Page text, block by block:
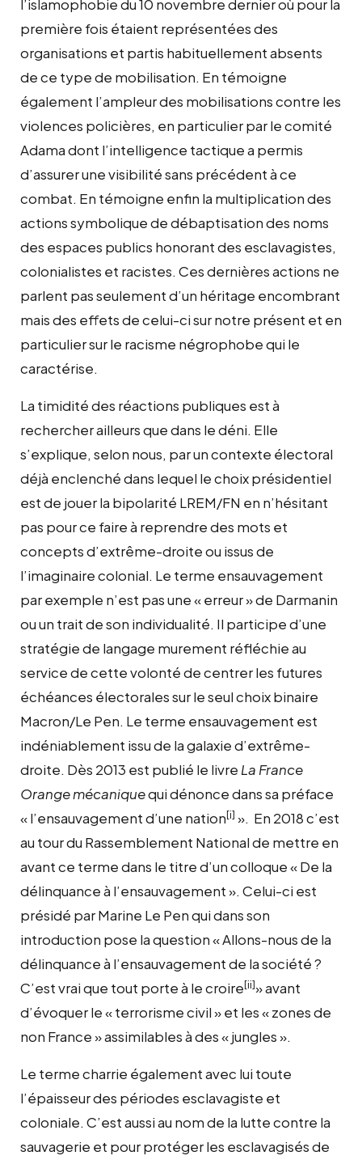
l’islamophobie du 10 novembre dernier où pour la
première fois étaient représentées des
organisations et partis habituellement absents
de ce type de mobilisation. En témoigne
également l’ampleur des mobilisations contre les
violences policières, en particulier par le comité
Adama dont l’intelligence tactique a permis
d’assurer une visibilité sans précédent à ce
combat. En témoigne enfin la multiplication des
actions symbolique de débaptisation des noms
des espaces publics honorant des esclavagistes,
colonialistes et racistes. Ces dernières actions ne
parlent pas seulement d’un héritage encombrant
mais des effets de celui-ci sur notre présent et en
particulier sur le racisme négrophobe qui le
caractérise.
La timidité des réactions publiques est à
rechercher ailleurs que dans le déni. Elle
s’explique, selon nous, par un contexte électoral
déjà enclenché dans lequel le choix présidentiel
est de jouer la bipolarité LREM/FN en n’hésitant
pas pour ce faire à reprendre des mots et
concepts d’extrême-droite ou issus de
l’imaginaire colonial. Le terme ensauvagement
par exemple n’est pas une « erreur » de Darmanin
ou un trait de son individualité. Il participe d’une
stratégie de langage murement réfléchie au
service de cette volonté de centrer les futures
échéances électorales sur le seul choix binaire
Macron/Le Pen. Le terme ensauvagement est
indéniablement issu de la galaxie d’extrême-
droite. Dès 2013 est publié le livre La France
Orange mécaniquequi dénonce dans sa préface
« l’ensauvagement d’une nation[i] ». En 2018 c’est
au tour du Rassemblement National de mettre en
avant ce terme dans le titre d’un colloque « De la
délinquance à l’ensauvagement ». Celui-ci est
présidé par Marine Le Pen qui dans son
introduction pose la question « Allons-nous de la
délinquance à l’ensauvagement de la société ?
C’est vrai que tout porte à le croire[ii]» avant
d’évoquer le « terrorisme civil » et les « zones de
non France » assimilables à des « jungles ».
Le terme charrie également avec lui toute
l’épaisseur des périodes esclavagiste et
coloniale. C’est aussi au nom de la lutte contre la
sauvagerie et pour protéger les esclavagisés de